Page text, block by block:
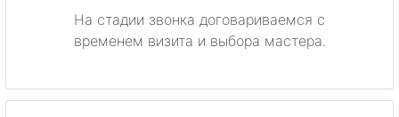
На стадии звонка договариваемся с
временем визита и выбора мастера.